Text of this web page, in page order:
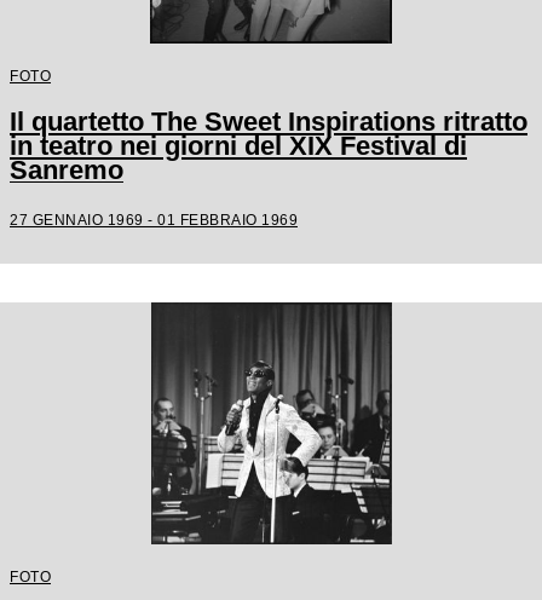
FOTO
Il quartetto The Sweet Inspirations ritratto
in teatro nei giorni del XIX Festival di
Sanremo
27 GENNAIO 1969 - 01 FEBBRAIO 1969
FOTO